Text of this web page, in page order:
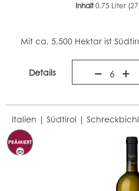
Inhalt0.75 Liter
Mit ca. 5.500 Hektar ist
Details 6
Italien | Südtirol |Schreckbichl